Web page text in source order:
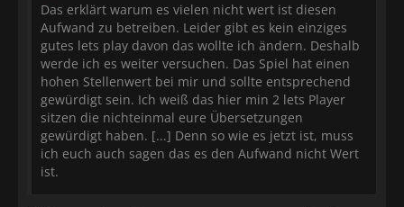
Das erklärt warum es vielen nicht wert ist diesen
Aufwand zu betreiben. Leider gibt es kein einziges
gutes lets play davon das wollte ich ändern. Deshalb
werde ich es weiter versuchen. Das Spiel hat einen
hohen Stellenwert bei mir und sollte entsprechend
gewürdigt sein. Ich weiß das hier min 2 lets Player
sitzen die nichteinmal eure Übersetzungen
gewürdigt haben. [...] Denn so wie es jetzt ist, muss
ich euch auch sagen das es den Aufwand nicht Wert
ist.